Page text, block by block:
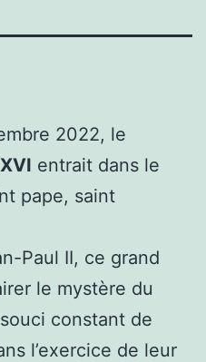
2022, le
entrait dans le
pape, saint
Paul II, ce grand
le mystère du
constant de
l’exercice de leur